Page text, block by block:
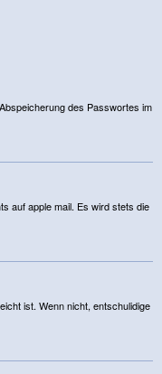
des Passwortes im
auf apple mail. Es wird stets die
ist. Wenn nicht, entschulidige